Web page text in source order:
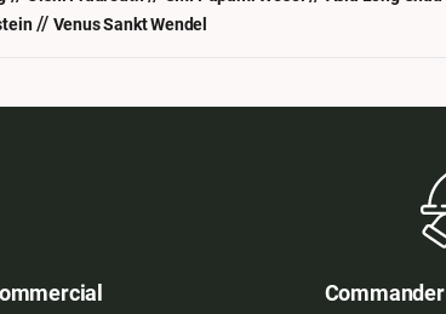
// Venus Sankt Wendel